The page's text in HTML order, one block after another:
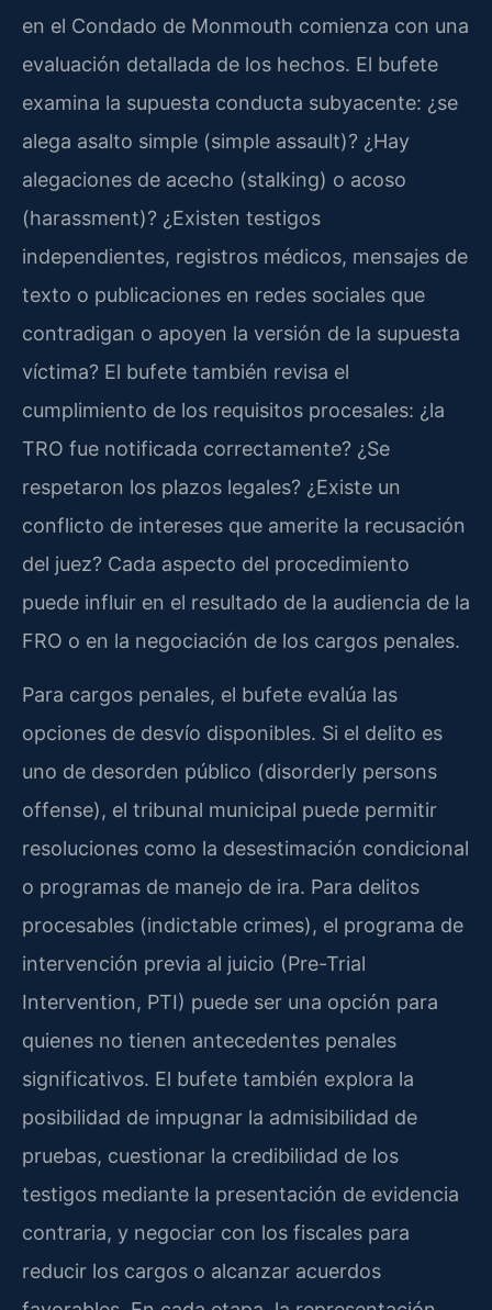
en el Condado de Monmouth comienza con una
evaluación detallada de los hechos. El bufete
examina la supuesta conducta subyacente: ¿se
alega asalto simple (simple assault)? ¿Hay
alegaciones de acecho (stalking) o acoso
(harassment)? ¿Existen testigos
independientes, registros médicos, mensajes de
texto o publicaciones en redes sociales que
contradigan o apoyen la versión de la supuesta
víctima? El bufete también revisa el
cumplimiento de los requisitos procesales: ¿la
TRO fue notificada correctamente? ¿Se
respetaron los plazos legales? ¿Existe un
conflicto de intereses que amerite la recusación
del juez? Cada aspecto del procedimiento
puede influir en el resultado de la audiencia de la
FRO o en la negociación de los cargos penales.
Para cargos penales, el bufete evalúa las
opciones de desvío disponibles. Si el delito es
uno de desorden público (disorderly persons
offense), el tribunal municipal puede permitir
resoluciones como la desestimación condicional
o programas de manejo de ira. Para delitos
procesables (indictable crimes), el programa de
intervención previa al juicio (Pre-Trial
Intervention, PTI) puede ser una opción para
quienes no tienen antecedentes penales
significativos. El bufete también explora la
posibilidad de impugnar la admisibilidad de
pruebas, cuestionar la credibilidad de los
testigos mediante la presentación de evidencia
contraria, y negociar con los fiscales para
reducir los cargos o alcanzar acuerdos